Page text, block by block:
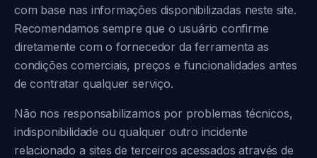
com base nas informações disponibilizadas neste site.
Recomendamos sempre que o usuário confirme
diretamente com o fornecedor da ferramenta as
condições comerciais, preços e funcionalidades antes
de contratar qualquer serviço.
Não nos responsabilizamos por problemas técnicos,
indisponibilidade ou qualquer outro incidente
relacionado a sites de terceiros acessados através de